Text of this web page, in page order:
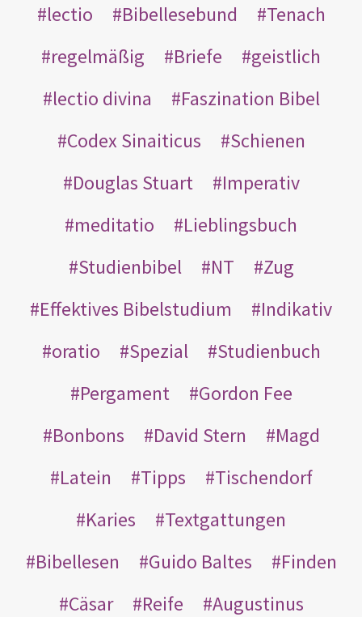
lectio
Bibellesebund
Tenach
regelmäßig
Briefe
geistlich
lectio divina
Faszination Bibel
Codex Sinaiticus
Schienen
Douglas Stuart
Imperativ
meditatio
Lieblingsbuch
Studienbibel
NT
Zug
Effektives Bibelstudium
Indikativ
oratio
Spezial
Studienbuch
Pergament
Gordon Fee
Bonbons
David Stern
Magd
Latein
Tipps
Tischendorf
Karies
Textgattungen
Bibellesen
Guido Baltes
Finden
Cäsar
Reife
Augustinus